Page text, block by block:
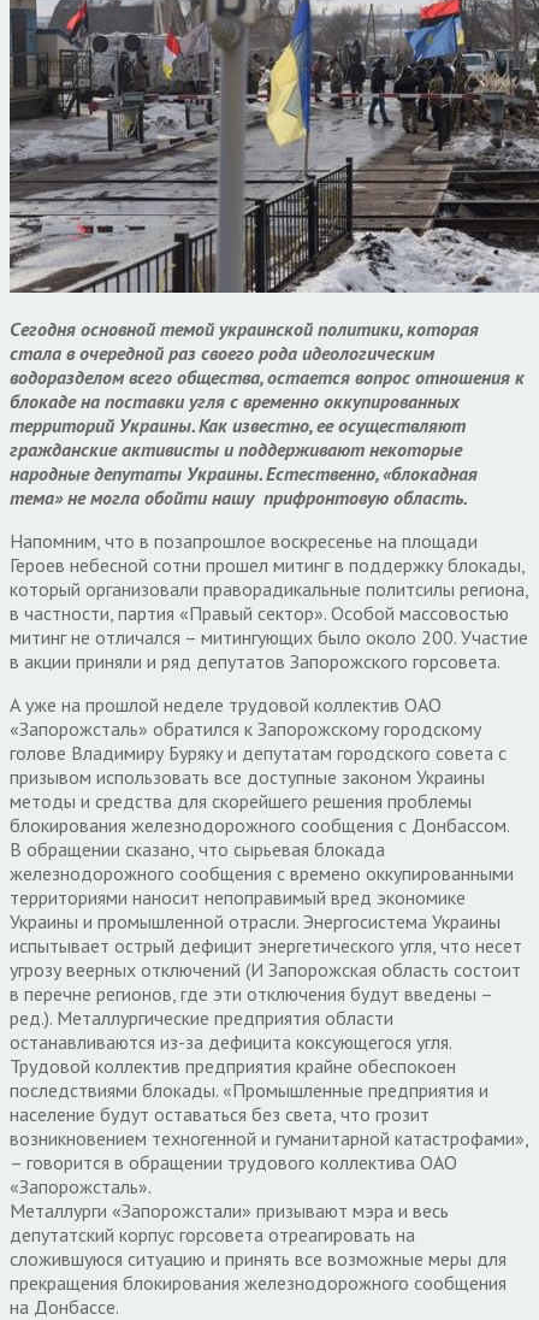
Сегодня основной темой украинской политики, которая
стала в очередной раз своего рода идеологическим
водоразделом всего общества, остается вопрос отношения к
блокаде на поставки угля с временно оккупированных
территорий Украины. Как известно, ее осуществляют
гражданские активисты и поддерживают некоторые
народные депутаты Украины. Естественно, «блокадная
тема» не могла обойти нашу прифронтовую область.
Напомним, что в позапрошлое воскресенье на площади
Героев небесной сотни прошел митинг в поддержку блокады,
который организовали праворадикальные политсилы региона,
в частности, партия «Правый сектор». Особой массовостью
митинг не отличался – митингующих было около 200. Участие
в акции приняли и ряд депутатов Запорожского горсовета.
А уже на прошлой неделе трудовой коллектив ОАО
«Запорожсталь» обратился к Запорожскому городскому
голове Владимиру Буряку и депутатам городского совета с
призывом использовать все доступные законом Украины
методы и средства для скорейшего решения проблемы
блокирования железнодорожного сообщения с Донбассом.
В обращении сказано, что сырьевая блокада
железнодорожного сообщения с времено оккупированными
территориями наносит непоправимый вред экономике
Украины и промышленной отрасли. Энергосистема Украины
испытывает острый дефицит энергетического угля, что несет
угрозу веерных отключений (И Запорожская область состоит
в перечне регионов, где эти отключения будут введены –
ред.). Металлургические предприятия области
останавливаются из-за дефицита коксующегося угля.
Трудовой коллектив предприятия крайне обеспокоен
последствиями блокады. «Промышленные предприятия и
население будут оставаться без света, что грозит
возникновением техногенной и гуманитарной катастрофами»,
– говорится в обращении трудового коллектива ОАО
«Запорожсталь».
Металлурги «Запорожстали» призывают мэра и весь
депутатский корпус горсовета отреагировать на
сложившуюся ситуацию и принять все возможные меры для
прекращения блокирования железнодорожного сообщения
на Донбассе.